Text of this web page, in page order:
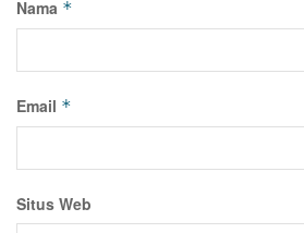
Nama *
Email *
Situs Web